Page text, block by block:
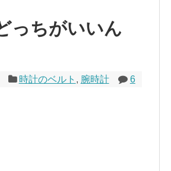
っちがいいん
時計のベルト , 腕時計 6